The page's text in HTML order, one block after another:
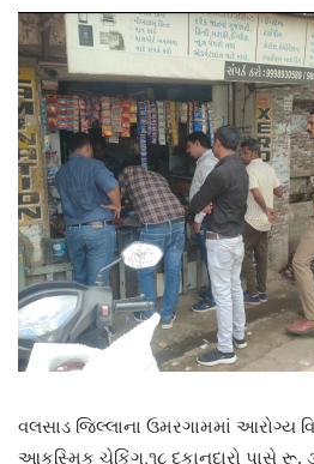
વલસાડ જિલ્લાના ઉમરગામમાં આરોગ્ય
આકસ્મિક ચેકિંગ,૧૮ દુકાનદારો પાસે રૂ.